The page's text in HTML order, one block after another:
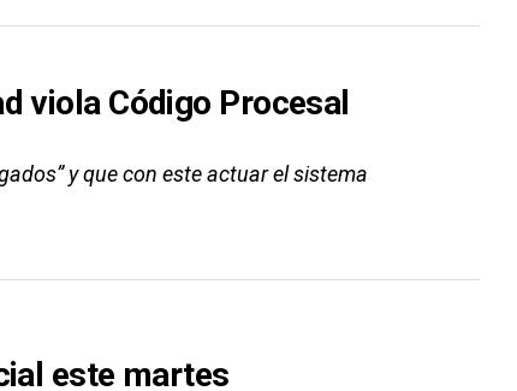
viola Código Procesal
y que con este actuar el sistema
este martes